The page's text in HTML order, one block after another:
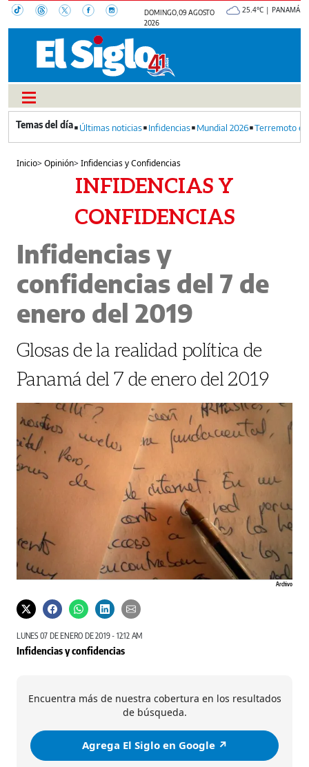
DOMINGO, 09 AGOSTO
2026
25.4°C | PANAMÁ
Últimas noticias Infidencias Mundial 2026 Terremoto
Inicio>Opinión>Infidencias y Confidencias
INFIDENCIAS Y
CONFIDENCIAS
Infidencias y
confidencias del 7 de
enero del 2019
Glosas de la realidad política de
Panamá del 7 de enero del 2019
Archivo
LUNES 07 DE ENERO DE 2019 - 12:12 AM
Infidencias y confidencias
Encuentra más de nuestra cobertura en los resultados
de búsqueda.
Agrega El Siglo en Google ↗️